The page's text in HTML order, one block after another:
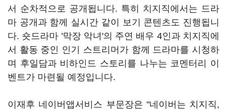
서 순차적으로 공개됩니다. 특히 치지직에서는 드라
마 공개과 함께 실시간 같이 보기 콘텐츠도 진행됩니
다. 숏드라마 '막장 악녀'의 주연 배우 4인과 치지직에
서 활동 중인 인기 스트리머가 함께 드라마를 시청하
며 후일담과 비하인드 스토리를 나누는 코멘터리 이
벤트가 마련될 예정입니다.
이재후 네이버앱서비스 부문장은 "네이버는 치지직,